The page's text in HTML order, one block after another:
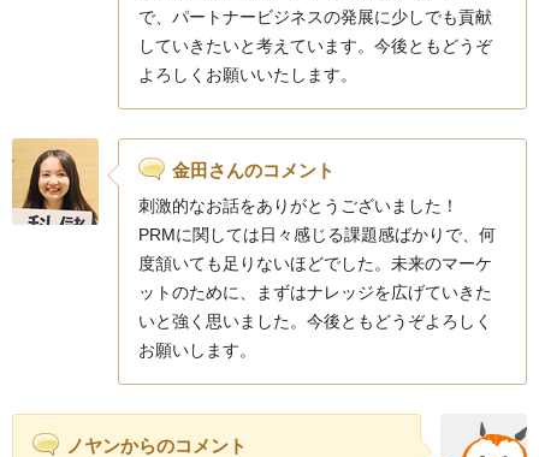
で、パートナービジネスの発展に少しでも貢献
していきたいと考えています。今後ともどうぞ
よろしくお願いいたします。
金田さんのコメント
刺激的なお話をありがとうございました！
PRMに関しては日々感じる課題感ばかりで、何
度頷いても足りないほどでした。未来のマーケ
ットのために、まずはナレッジを広げていきた
いと強く思いました。今後ともどうぞよろしく
お願いします。
ノヤンからのコメント